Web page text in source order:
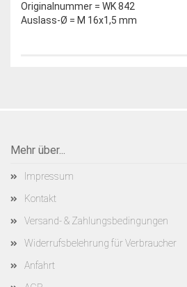
Originalnummer = WK 842
Auslass-Ø = M 16x1,5 mm
Mehr über...
Impressum
Kontakt
Versand- & Zahlungsbedingungen
Widerrufsbelehrung für Verbraucher
Anfahrt